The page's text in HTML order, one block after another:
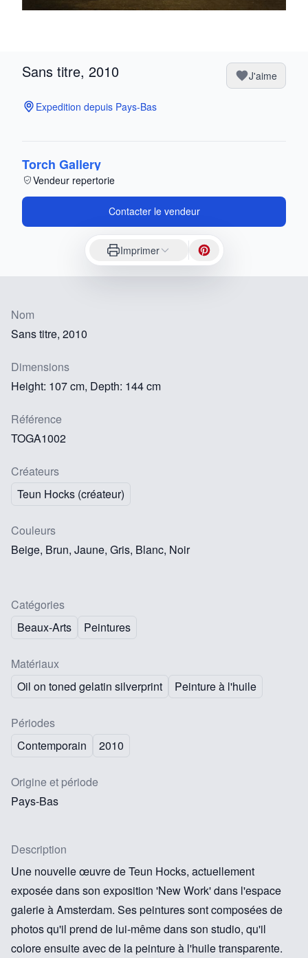
Sans titre, 2010 J'aime
Expedition depuis Pays-Bas
Torch Gallery
Vendeur repertorie
Contacter le vendeur
Imprimer
Nom
Sans titre, 2010
Dimensions
Height: 107 cm, Depth: 144 cm
Référence
TOGA1002
Créateurs
Teun Hocks (créateur)
Couleurs
Beige, Brun, Jaune, Gris, Blanc, Noir
Catégories
Beaux-Arts
Peintures
Matériaux
Oil on toned gelatin silverprint
Peinture à l'huile
Périodes
Contemporain
2010
Origine et période
Pays-Bas
Description
Une nouvelle œuvre de Teun Hocks, actuellement
exposée dans son exposition 'New Work' dans l'espace
galerie à Amsterdam. Ses peintures sont composées de
photos qu'il prend de lui-même dans son studio, qu'il
colore ensuite avec de la peinture à l'huile transparente.